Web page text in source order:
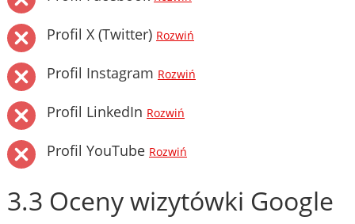
Profil X (Twitter) Rozwiń
Profil Instagram Rozwiń
Profil LinkedIn Rozwiń
Profil YouTube Rozwiń
3.3 Oceny wizytówki Google